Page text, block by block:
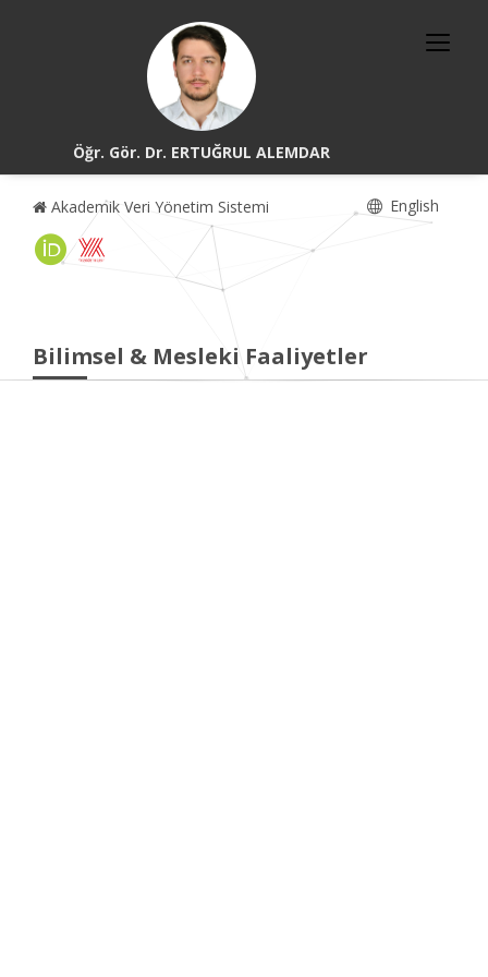
Öğr. Gör. Dr. ERTUĞRUL ALEMDAR
Akademik Veri Yönetim Sistemi English
Bilimsel & Mesleki Faaliyetler